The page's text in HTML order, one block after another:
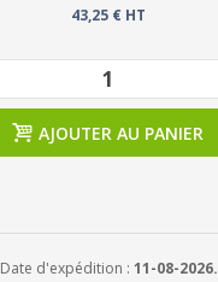
43,25 € HT
AJOUTER AU PANIER
Date d'expédition : 11-08-2026.